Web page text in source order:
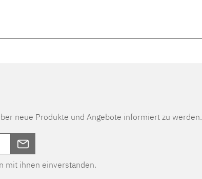
neue Produkte und Angebote informiert zu werden.
mit ihnen einverstanden.